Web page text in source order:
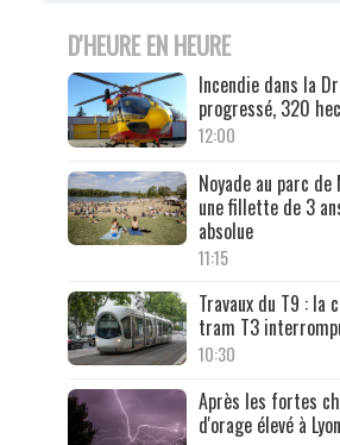
D'HEURE EN HEURE
Incendie dans la
progressé, 320
12:00
Noyade au parc
une fillette de 3
absolue
11:15
Travaux du T9 : la
tram T3
10:30
Après les fortes
d'orage élevé à Lyon